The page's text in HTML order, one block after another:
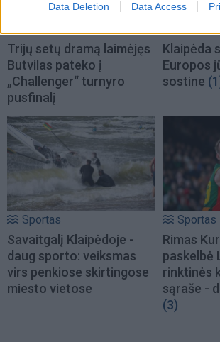
Data Deletion Data Access
Trijų setų dramą laimėjęs
Butvilas pateko į
„Challenger“ turnyro
pusfinalį
Klaipėda
Europos
sostine
Sportas
Savaitgalį Klaipėdoje -
daug sporto: veiksmas
virs penkiose skirtingose
miesto vietose
Sportas
Rimas
paskelbė
rinktinės
sąraše -
(3)